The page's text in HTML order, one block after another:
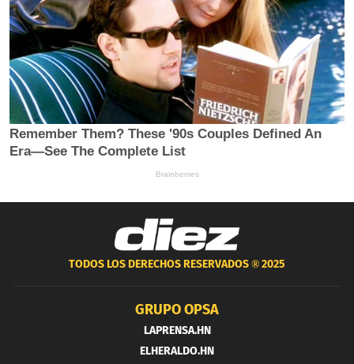
TODOS LOS DERECHOS RESERVADOS ®2025
GRUPO OPSA
LAPRENSA.HN
ELHERALDO.HN